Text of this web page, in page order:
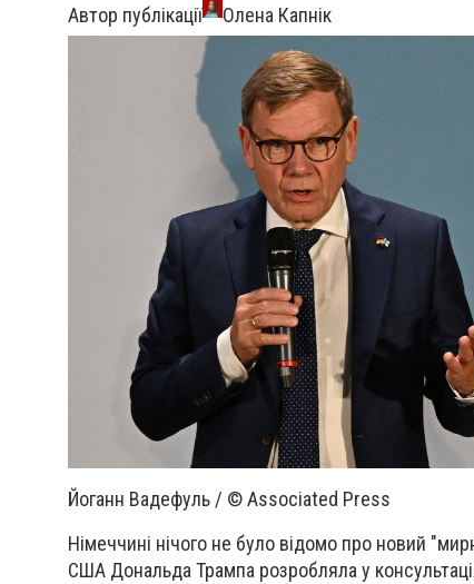
Автор публікації Олена Капнік
Йоганн Вадефуль / © Associated Press
Німеччині нічого не було відомо про новий
США Дональда Трампа розробляла у